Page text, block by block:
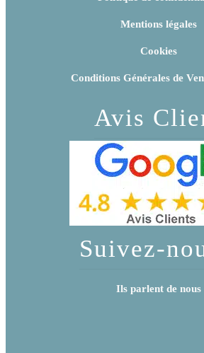
Mentions légales
Cookies
Conditions Générales de
Avis
Suivez-
Ils parlent de nous